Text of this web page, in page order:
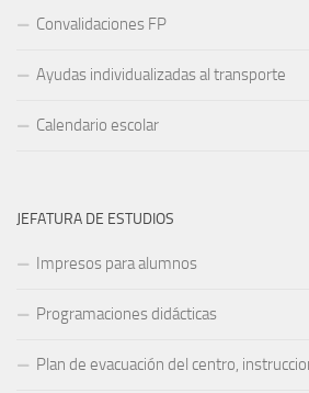
Convalidaciones FP
Ayudas individualizadas al transporte
Calendario escolar
JEFATURA DE ESTUDIOS
Impresos para alumnos
Programaciones didácticas
Plan de evacuación del centro,